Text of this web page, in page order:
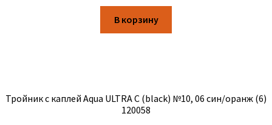
В корзину
Тройник с каплей Aqua ULTRA C (black) №10, 06 син/оранж (6)
120058